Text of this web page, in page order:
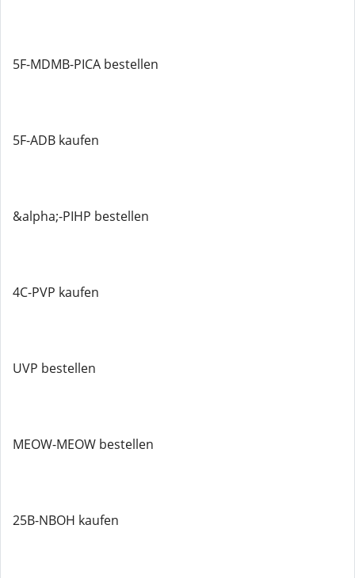
5F-MDMB-PICA bestellen
5F-ADB kaufen
&alpha;-PIHP bestellen
4C-PVP kaufen
UVP bestellen
MEOW-MEOW bestellen
25B-NBOH kaufen